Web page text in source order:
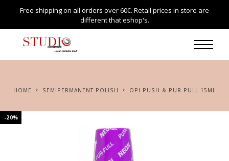
Free shipping on all orders over 60€. Retail prices in store are
different that eshop's.
HOME SEMIPERMANENT POLISH OPI PUSH & PUR-PULL 15ML
-20%